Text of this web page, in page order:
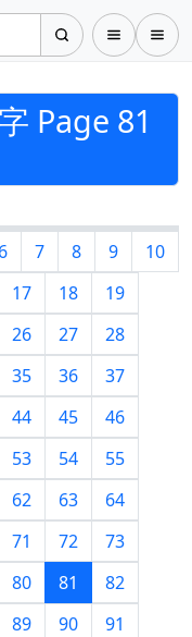
Page 81
6 7 8 9
10
17 18
19
26 27
28
35 36
37
44 45
46
53 54
55
62 63
64
71 72
73
80 81
82
89 90
91